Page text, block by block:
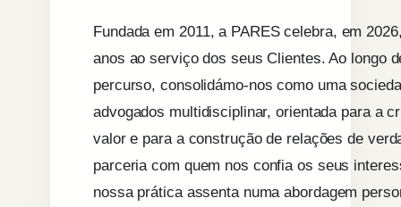
Fundada em 2011, a PARES celebra, em
anos ao serviço dos seus Clientes. Ao longo
percurso, consolidámo-nos como uma
advogados multidisciplinar, orientada para a
valor e para a construção de relações de
parceria com quem nos confia os seus
nossa prática assenta numa abordagem